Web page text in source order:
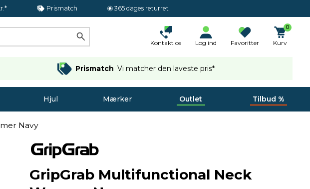
Prismatch 365 dages returret
Kontakt os Log ind Favoritter
0
Kurv
Prismatch Vi matcher den laveste pris*
Hjul Mærker Outlet Tilbud %
Navy
GripGrab Multifunctional Neck